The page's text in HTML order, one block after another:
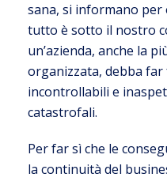
sana, si informano
tutto è sotto il nostro
un’azienda, anche la
organizzata, debba
incontrollabili e
catastrofali.
Per far sì che le
la continuità del